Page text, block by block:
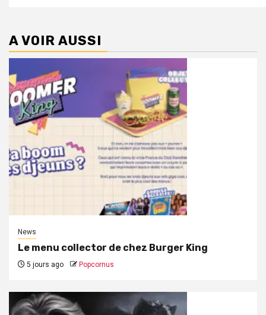
A VOIR AUSSI
News
Le menu collector de chez Burger King
5 jours ago Popcornus